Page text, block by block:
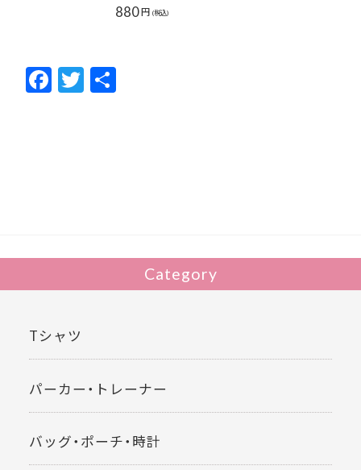
880円 (税込)
F
ac
T
w
Category
Tシャツ
パーカー・トレーナー
バッグ・ポーチ・時計